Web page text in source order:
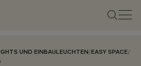
UND EINBAULEUCHTEN/EASY SPACE/